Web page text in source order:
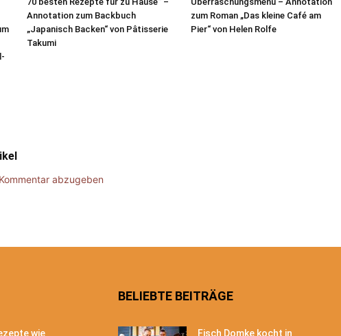
Annotation zum Backbuch
„Japanisch Backen“ von Pâtisserie
Takumi
zum Roman „Das kleine Café am
Pier“ von Helen Rolfe
abzugeben
wie
BELIEBTE BEITRÄGE
Fisch Domke kocht in